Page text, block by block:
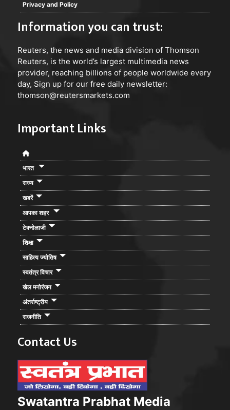
Privacy and Policy
Information you can trust:
Reuters, the news and media division of Thomson
Reuters, is the world’s largest multimedia news
provider, reaching billions of people worldwide every
day, Sign up for our free daily newsletter:
thomson@reutersmarkets.com
Important Links
भारत
राज्य
खबरें
आपका शहर
टेक्नोलाजी
शिक्षा
साहित्य ज्योतिष
स्वतंत्र विचार
खेल मनोरंजन
अंतर्राष्ट्रीय
राजनीति
Contact Us
Swatantra Prabhat Media